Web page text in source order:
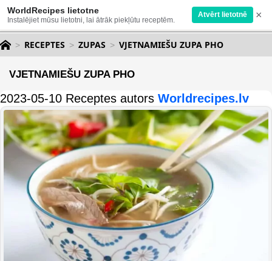
WorldRecipes lietotne
Instalējiet mūsu lietotni, lai ātrāk piekļūtu receptēm.
Atvērt lietotnē ×
RECEPTES ZUPAS VJETNAMIEŠU ZUPA PHO
VJETNAMIEŠU ZUPA PHO
2023-05-10 Receptes autors Worldrecipes.lv